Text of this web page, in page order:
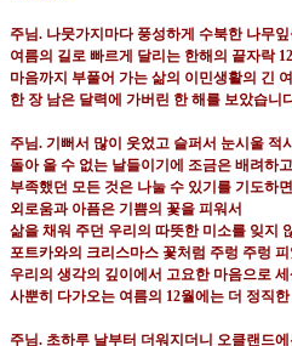
주님. 나뭇가지마다 풍성하게 수북한 나무
여름의 길로 빠르게 달리는 한해의 끝자락12
마음까지 부풀어 가는 삶의 이민생활의 긴
한 장 남은 달력에 가버린 한 해를 보았습니
주님. 기뻐서 많이 웃었고 슬퍼서 눈시울 적
돌아 올 수 없는 날들이기에 조금은 배려하고
부족했던 모든 것은 나눌 수 있기를 기도하
외로움과 아픔은 기쁨의 꽃을 피워서
삶을 채워 주던 우리의 따뜻한 미소를 잊지
포트카와의 크리스마스 꽃처럼 주렁 주렁
우리의 생각의 깊이에서 고요한 마음으로
사뿐히 다가오는 여름의 12월에는 더 정직
주님. 초하루 날부터 더워지더니 오클랜드